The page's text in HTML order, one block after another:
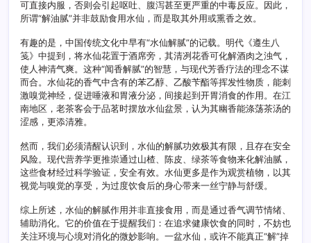
可直接内服，否则会引起呕吐、腹泻甚至更严重的中毒反应。因此，
所谓“解油腻”并非鼓励食用水仙，而是取其外用或熏香之效。
有趣的是，中国传统文化中早有“水仙解腻”的记载。明代《遵生八
笺》中提到，将水仙花置于酒席旁，其清冽花香可化解酒肉之浊气，
使人神清气爽。这种“闻香解腻”的智慧，与现代芳香疗法的理念不谋
而合。水仙花的香气中含有的苯乙醇、乙酸苄酯等挥发性物质，能刺
激嗅觉神经，促进唾液和胃液分泌，间接起到开胃消食的作用。在江
南地区，老茶客会于品茗时摆放水仙盆景，认为其幽香能涤荡茶汤的
涩感，更添清雅。
然而，我们必须清醒认识到，水仙的解腻功效极其有限，且存在安全
风险。现代营养学更推崇通过山楂、陈皮、绿茶等食物来化解油腻，
这些食材经过科学验证，安全有效。水仙更多是作为观赏植物，以其
视觉与嗅觉的享受，为过度饮食后的身心带来一丝宁静与舒缓。
综上所述，水仙的解腻作用并非直接食用，而是通过香气调节情绪、
辅助消化。它的价值在于提醒我们：在追求健康饮食的同时，不妨也
关注环境与心境对消化的微妙影响。一盆水仙，或许不能真正“解”掉